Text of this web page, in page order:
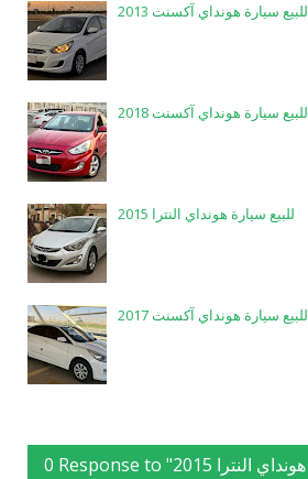
للبيع سيارة هونداي آكسنت 2013
للبيع سيارة هونداي آكسنت 2018
للبيع سيارة هونداي النترا 2015
للبيع سيارة هونداي آكسنت 2017